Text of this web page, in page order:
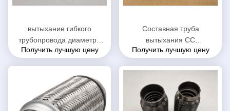
вытыхание гибкого
трубопровода диаметра
76мм нержавеющее, сталь
трубопровода вытыхания 8
дюймов
Получить лучшую цену
Составная труба
вытыхания СС
автоматическая с
Получить лучшую цену